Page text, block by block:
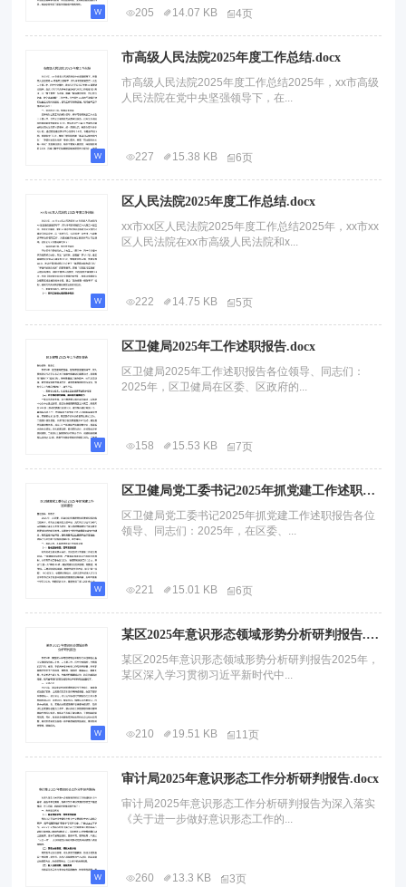
205 14.07 KB 4页
市高级人民法院2025年度工作总结.docx
市高级人民法院2025年度工作总结2025年，xx市高级
人民法院在党中央坚强领导下，在...
227 15.38 KB 6页
区人民法院2025年度工作总结.docx
xx市xx区人民法院2025年度工作总结2025年，xx市xx
区人民法院在xx市高级人民法院和x...
222 14.75 KB 5页
区卫健局2025年工作述职报告.docx
区卫健局2025年工作述职报告各位领导、同志们：
2025年，区卫健局在区委、区政府的...
158 15.53 KB 7页
区卫健局党工委书记2025年抓党建工作述职报告.docx
区卫健局党工委书记2025年抓党建工作述职报告各位
领导、同志们：2025年，在区委、...
221 15.01 KB 6页
某区2025年意识形态领域形势分析研判报告.docx
某区2025年意识形态领域形势分析研判报告2025年，
某区深入学习贯彻习近平新时代中...
210 19.51 KB 11页
审计局2025年意识形态工作分析研判报告.docx
审计局2025年意识形态工作分析研判报告为深入落实
《关于进一步做好意识形态工作的...
260 13.3 KB 3页